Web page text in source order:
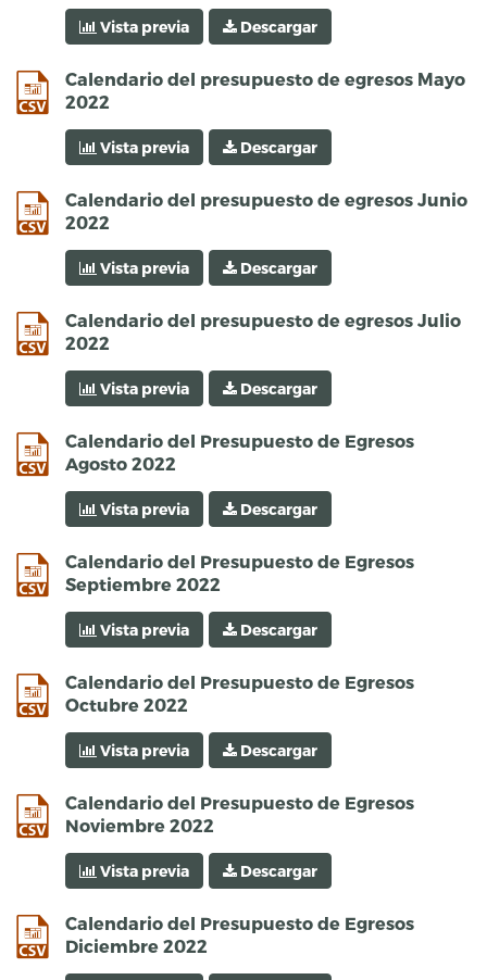
Vista previa Descargar
Calendario del presupuesto de egresos Mayo
2022
csv
Vista previa Descargar
Calendario del presupuesto de egresos Junio
2022
csv
Vista previa Descargar
Calendario del presupuesto de egresos Julio
2022
csv
Vista previa Descargar
Calendario del Presupuesto de Egresos
Agosto 2022
csv
Vista previa Descargar
Calendario del Presupuesto de Egresos
Septiembre 2022
csv
Vista previa Descargar
Calendario del Presupuesto de Egresos
Octubre 2022
csv
Vista previa Descargar
Calendario del Presupuesto de Egresos
Noviembre 2022
csv
Vista previa Descargar
Calendario del Presupuesto de Egresos
Diciembre 2022
csv